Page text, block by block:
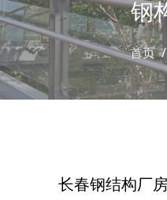
钢
首页
长春钢结构厂